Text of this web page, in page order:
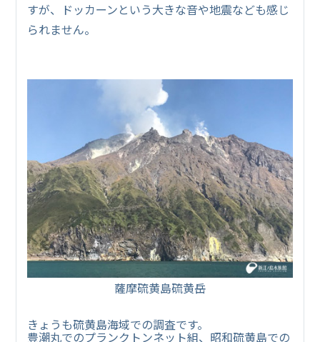
すが、ドッカーンという大きな音や地震なども感じ
られません。
薩摩硫黄島硫黄岳
きょうも硫黄島海域での調査です。
豊潮丸でのプランクトンネット組、昭和硫黄島での